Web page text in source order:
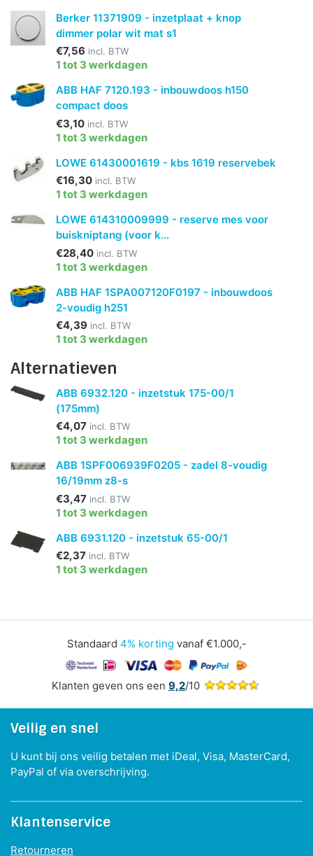
Berker 11371909 - inzetplaat + knop
dimmer polar wit mat s1
€7,56 incl. BTW
1 tot 3 werkdagen
ABB HAF 7120.193 - inbouwdoos h150
compact doos
€3,10 incl. BTW
1 tot 3 werkdagen
LOWE 61430001619 - kbs 1619 reservebek
€16,30 incl. BTW
1 tot 3 werkdagen
LOWE 614310009999 - reserve mes voor
buiskniptang (voor k...
€28,40 incl. BTW
1 tot 3 werkdagen
ABB HAF 1SPA007120F0197 - inbouwdoos
2-voudig h251
€4,39 incl. BTW
1 tot 3 werkdagen
Alternatieven
ABB 6932.120 - inzetstuk 175-00/1
(175mm)
€4,07 incl. BTW
1 tot 3 werkdagen
ABB 1SPF006939F0205 - zadel 8-voudig
16/19mm z8-s
€3,47 incl. BTW
1 tot 3 werkdagen
ABB 6931.120 - inzetstuk 65-00/1
€2,37 incl. BTW
1 tot 3 werkdagen
Standaard 4% korting vanaf €1.000,-
Klanten geven ons een 9,2/10
Veilig en snel
U kunt bij ons veilig betalen met iDeal, Visa, MasterCard,
PayPal of via overschrijving.
Klantenservice
Retourneren